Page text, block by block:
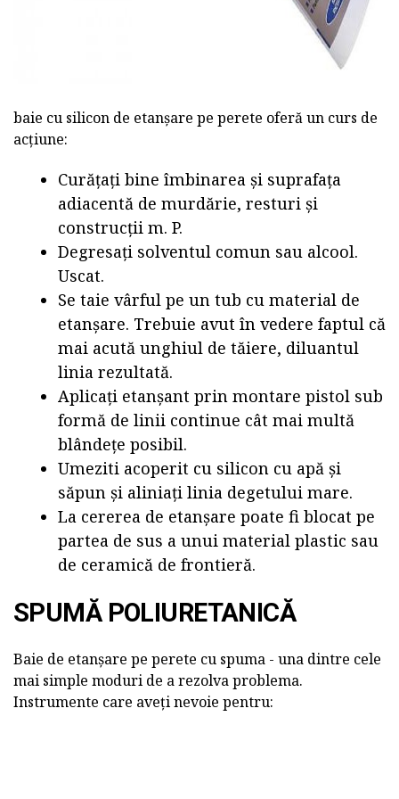
baie cu silicon de etanșare pe perete oferă un curs de
acțiune:
Curățați bine îmbinarea și suprafața
adiacentă de murdărie, resturi și
construcții m. P.
Degresați solventul comun sau alcool.
Uscat.
Se taie vârful pe un tub cu material de
etanșare. Trebuie avut în vedere faptul că
mai acută unghiul de tăiere, diluantul
linia rezultată.
Aplicați etanșant prin montare pistol sub
formă de linii continue cât mai multă
blândețe posibil.
Umeziti acoperit cu silicon cu apă și
săpun și aliniați linia degetului mare.
La cererea de etanșare poate fi blocat pe
partea de sus a unui material plastic sau
de ceramică de frontieră.
SPUMĂ POLIURETANICĂ
Baie de etanșare pe perete cu spuma - una dintre cele
mai simple moduri de a rezolva problema.
Instrumente care aveți nevoie pentru: